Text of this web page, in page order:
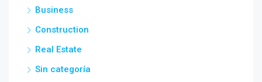
Business
Construction
Real Estate
Sin categoría